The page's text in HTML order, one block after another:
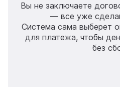
Вы не заключаете
— все уже
Система сама выберет
для платежа, чтобы
без